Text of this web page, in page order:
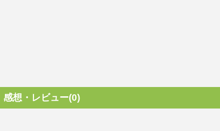
感想・レビュー(0)